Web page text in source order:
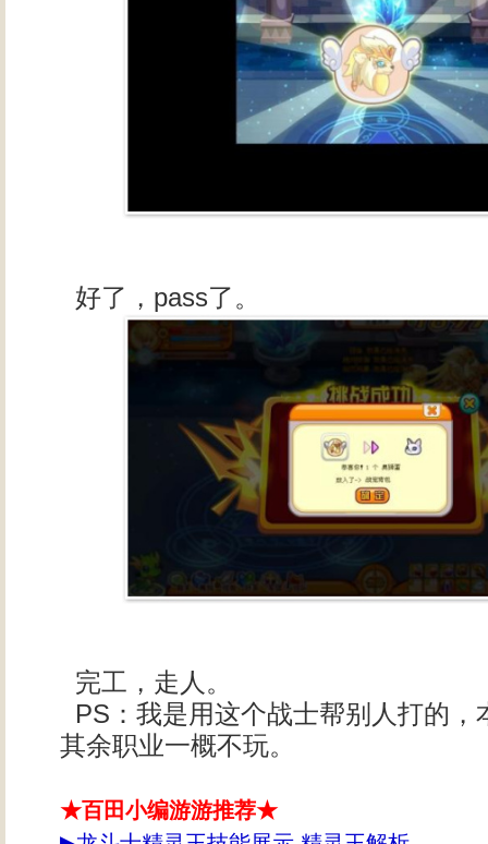
好了，pass了。
完工，走人。
PS：我是用这个战士帮别人打的，
其余职业一概不玩。
★百田小编游游推荐★